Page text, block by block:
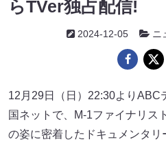
らTVer独占配信!
2024-12-05 ニ
12月29日（日）22:30よりABC
国ネットで、M-1ファイナリス
の姿に密着したドキュメンタ